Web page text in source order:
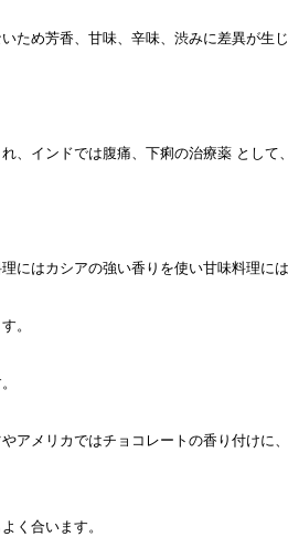
ため芳香、甘味、辛味、渋みに差異が生じ
インドでは腹痛、下痢の治療薬 として
にはカシアの強い香りを使い甘味料理に
。
アメリカではチョコレートの香り付けに
く合います。